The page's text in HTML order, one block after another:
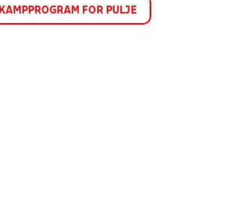
KAMPPROGRAM FOR PULJE